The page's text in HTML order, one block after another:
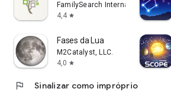
FamilySearch International
4,4 star
Fases da Lua
M2Catalyst, LLC.
4,0 star
flag Sinalizar como impróprio